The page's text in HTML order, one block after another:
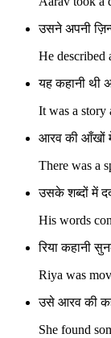
उसने अपनी
He described
यह कहानी थी
It was a story
आरव की आँखों
There was a
उसके शब्दों में
His words
रिया कहानी
Riya was
उसे आरव की
She found